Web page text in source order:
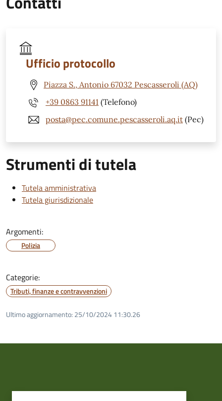
Ufficio protocollo
Piazza S., Antonio 67032 Pescasseroli (AQ)
+39 0863 91141 (Telefono)
posta@pec.comune.pescasseroli.aq.it (Pec)
Strumenti di tutela
Tutela amministrativa
Tutela giurisdizionale
Argomenti:
Polizia
Categorie:
Tributi, finanze e contravvenzioni
Ultimo aggiornamento: 25/10/2024 11:30.26